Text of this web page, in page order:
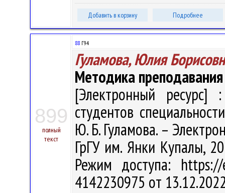
Добавить в корзину Подробнее
899
полный
текст
88 Г94
Гуламова, Юлия
Методика
[Электронный ресурс]
студентов
Ю. Б. Гуламова. –
ГрГУ им. Янки Купалы,
Режим доступа:
4142230975 от